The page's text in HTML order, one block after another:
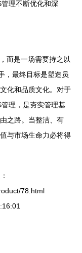
理不断优化和深
而是一场需要持之以
，最终目标是塑造员
化和品质文化。对于
理，是夯实管理基
之路。当整洁、有
与市场生命力必将得
78.html